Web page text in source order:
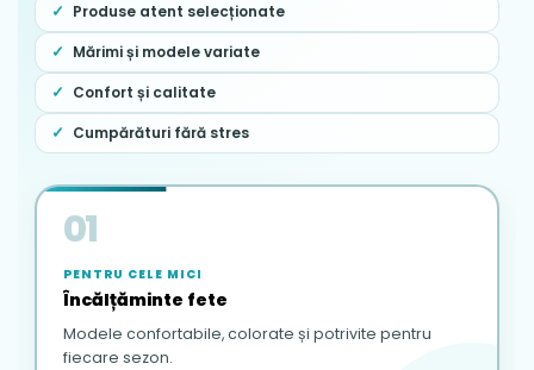
Produse atent selecționate
Mărimi și modele variate
Confort și calitate
Cumpărături fără stres
01
PENTRU CELE MICI
Încălțăminte fete
Modele confortabile, colorate și potrivite pentru
fiecare sezon.